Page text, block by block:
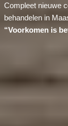
Compleet nieuwe
behandelen in
“Voorkomen is